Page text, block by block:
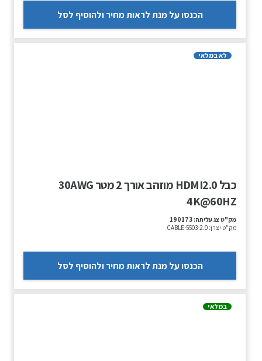
הכנסו על מנת לראות מחיר ולהוסיף לסל
לא במלאי
כבל HDMI2.0 מוזהב אורך 2 מטר 30AWG
4K@60HZ
מק"ט צג עליתה: 190173
מק"ט יצרן: CABLE-5503-2.0
הכנסו על מנת לראות מחיר ולהוסיף לסל
במלאי